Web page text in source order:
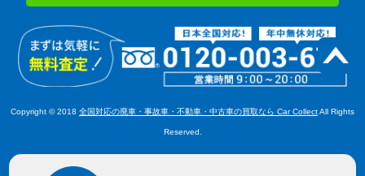
Copyright © 2018 全国対応の廃車・事故車・不動車・中古車の買取なら Car CollectAll Rights
Reserved.